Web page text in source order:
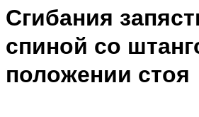
Сгибания
спиной со
положении стоя